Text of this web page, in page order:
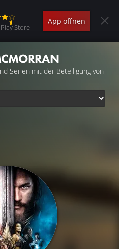
Store
App öffnen
Serien mit der Beteiligung von